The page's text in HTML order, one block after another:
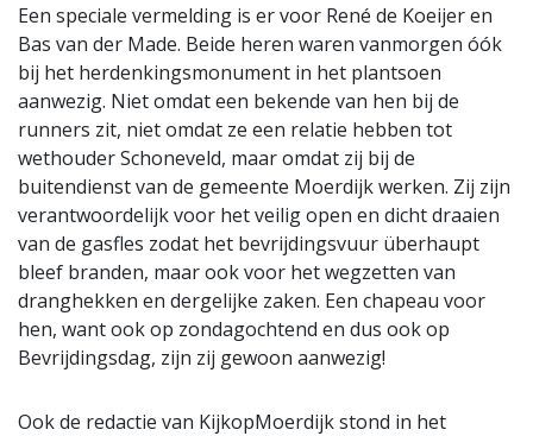
Een speciale vermelding is er voor René de Koeijer en
Bas van der Made. Beide heren waren vanmorgen óók
bij het herdenkingsmonument in het plantsoen
aanwezig. Niet omdat een bekende van hen bij de
runners zit, niet omdat ze een relatie hebben tot
wethouder Schoneveld, maar omdat zij bij de
buitendienst van de gemeente Moerdijk werken. Zij zijn
verantwoordelijk voor het veilig open en dicht draaien
van de gasfles zodat het bevrijdingsvuur überhaupt
bleef branden, maar ook voor het wegzetten van
dranghekken en dergelijke zaken. Een chapeau voor
hen, want ook op zondagochtend en dus ook op
Bevrijdingsdag, zijn zij gewoon aanwezig!
Ook de redactie van KijkopMoerdijk stond in het